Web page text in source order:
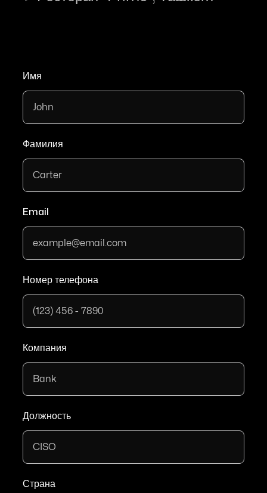
Имя
Фамилия
Email
Номер телефона
Компания
Должность
Страна